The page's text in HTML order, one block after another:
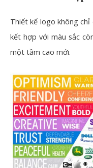
Thiết kế logo không
kết hợp với màu sắc
một tầm cao mới.